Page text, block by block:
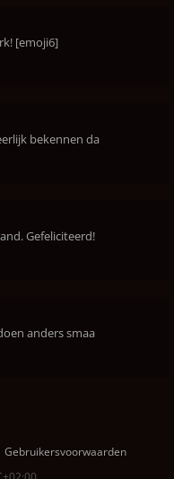
[emoji6]
bekennen da
Gefeliciteerd!
anders smaa
Gebruikersvoorwaarden